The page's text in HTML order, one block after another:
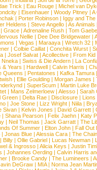
Trick | Eau Rouge | Michel van
| Eisenhauer| Woody Pitney| A
| Porter Robinson| Iggy and The
Heldens | Steve Angello| As Animals
| Grace | Adrenaline Rush | Tom
Nellie | Dee Dee Bridgewater |
| Vegas | Maraaya| Wretch 32|
| Colbie Caillat | Conchita Wurst |
| Josef Salvat | Acollective | From Kid
Nneka | Swiss & Die Andern | La
& Years | Hardwell| Calvin Harris |
Queens | Pentatones | Kafka Tamura |
| Ellie Goulding| Morgan James |
| SuperScum | Martin Luke
| Mans Zelmerloew| Alesso| Sarah
Green| Delta Rae| Disclosure| Lions
| Joe Stone| Lizz Wright| Niila|
Sivan | Kelvin Jones | David Garrett |
| Shana Pearson | Felix Jaehn | Katy
| Neil Thomas | Jack Garratt| The
Of Summer| Elton John| Fall Out
| Jonas Blue| Alessia Cara| The
Billy| Ollie Gabriel| Lucas Newman|
& Ingrosso | Alicia Keys | Justin
| Johannes Oerding| Calvin Harris
| Brooke Candy| The Lumineers |
DeGraw | MIA| Norma Jean